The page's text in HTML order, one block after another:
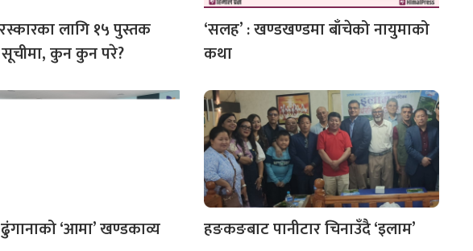
लागि १५ पुस्तक
सूचीमा, कुन कुन परे?
‘सलह’ : खण्डखण्डमा बाँचेको नायुमाको
कथा
‘आमा’ खण्डकाव्य
हङकङबाट पानीटार चिनाउँदै ‘इलाम’